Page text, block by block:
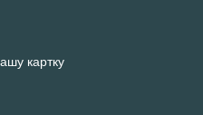
картку